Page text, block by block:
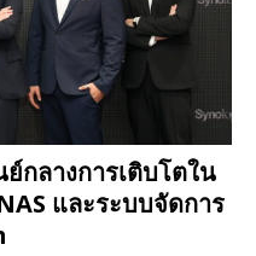
กลางการเติบโตใน
และระบบจัดการ